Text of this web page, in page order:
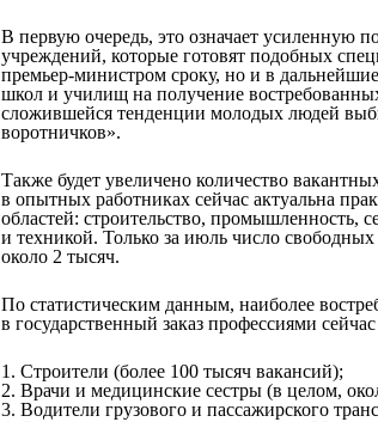
В первую очередь, это означает усиленную
учреждений, которые готовят подобных
премьер-министром сроку, но и в
школ и училищ на получение
сложившейся тенденции молодых людей
воротничков».
Также будет увеличено количество
в опытных работниках сейчас актуальна
областей: строительство, промышленность,
и техникой. Только за июль число
около 2 тысяч.
По статистическим данным, наиболее
в государственный заказ профессиями
Строители (более 100 тысяч вакансий);
Врачи и медицинские сестры (в целом,
Водители грузового и пассажирского